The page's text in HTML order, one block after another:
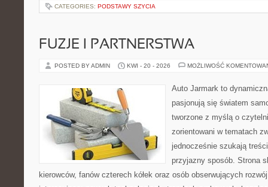
CATEGORIES: PODSTAWY SZYCIA
FUZJE I PARTNERSTWA
POSTED BY ADMIN KWI - 20 - 2026 MOŻLIWOŚĆ
Auto Jarmark to
pasjonują się światem
tworzone z myślą o
zorientowani w tematach
jednocześnie szukają
przyjazny sposób. Strona
kierowców, fanów czterech kółek oraz osób obserwujących